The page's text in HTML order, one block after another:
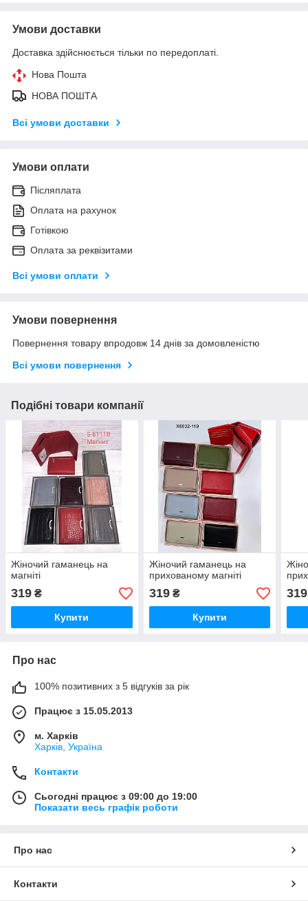
Умови доставки
Доставка здійснюється тільки по передоплаті.
Нова Пошта
НОВА ПОШТА
Всі умови доставки
Умови оплати
Післяплата
Оплата на рахунок
Готівкою
Оплата за реквізитами
Всі умови оплати
Умови повернення
Повернення товару впродовж 14 днів за домовленістю
Всі умови повернення
Подібні товари компанії
Жіночий гаманець на
магніті
319 ₴
Купити
Жіночий гаманець на
прихованому магніті
319₴
Купити
319
Про нас
100% позитивних з 5 відгуків за рік
Працює з 15.05.2013
м. Харків
Харків, Україна
Контакти
Сьогодні працює з 09:00 до 19:00
Показати весь графік роботи
Про нас
Контакти